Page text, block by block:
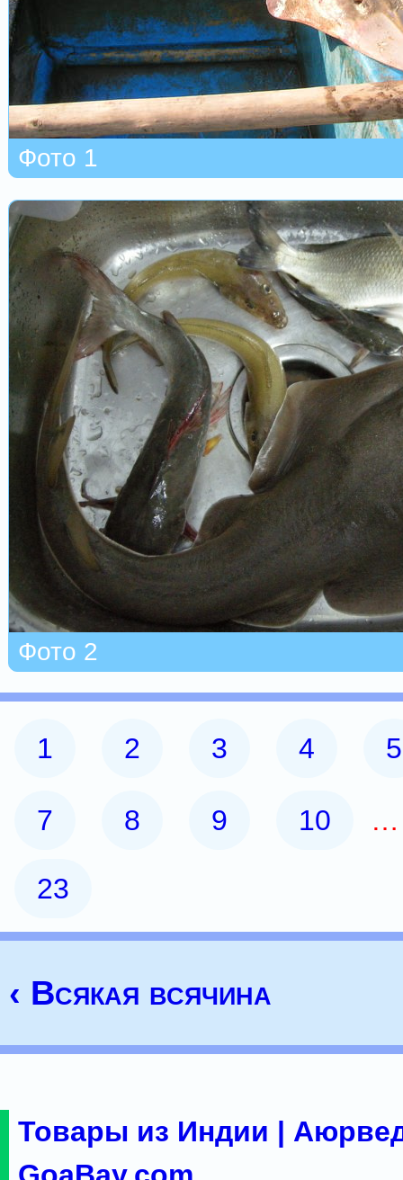
Фото 1
Фото 2
1 2 3 4 5
7 8 9 10
23
‹ Всякая всячина
Товары из Индии |